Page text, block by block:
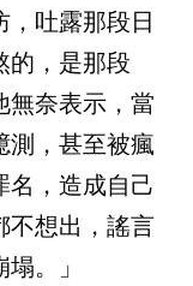
吐露那段日
的，是那段
無奈表示，當
測，甚至被瘋
名，造成自己
不想出，謠言
。」